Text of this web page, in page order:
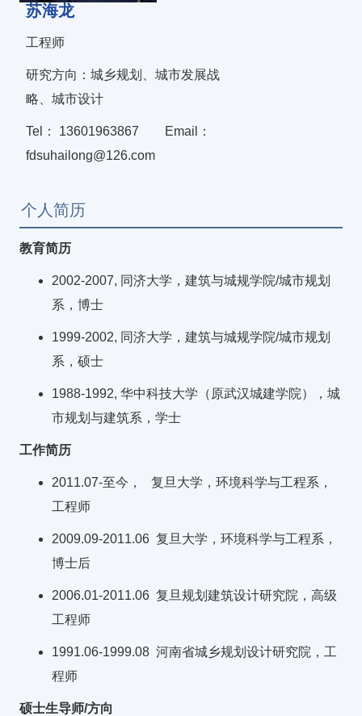
苏海龙
工程师
研究方向：城乡规划、城市发展战
略、城市设计
Tel： 13601963867 Email：
fdsuhailong@126.com
个人简历
教育简历
2002-2007, 同济大学，建筑与城规学院/城市规划
系，博士
1999-2002, 同济大学，建筑与城规学院/城市规划
系，硕士
1988-1992, 华中科技大学（原武汉城建学院），城
市规划与建筑系，学士
工作简历
2011.07-至今， 复旦大学，环境科学与工程系，
工程师
2009.09-2011.06 复旦大学，环境科学与工程系，
博士后
2006.01-2011.06 复旦规划建筑设计研究院，高级
工程师
1991.06-1999.08 河南省城乡规划设计研究院，工
程师
硕士生导师/方向